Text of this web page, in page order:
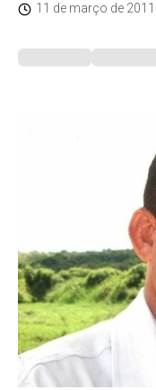
11 de março de 2011